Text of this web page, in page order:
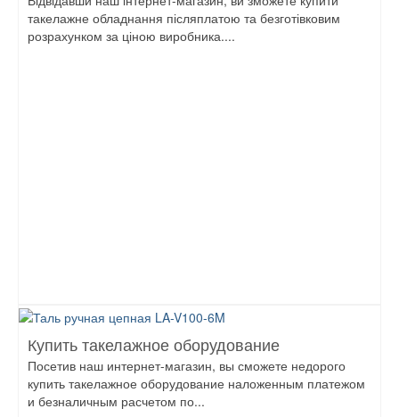
такелажне обладнання післяплатою та безготівковим
розрахунком за ціною виробника....
Купить такелажное оборудование
Посетив наш интернет-магазин, вы сможете недорого
купить такелажное оборудование наложенным платежом
и безналичным расчетом по...